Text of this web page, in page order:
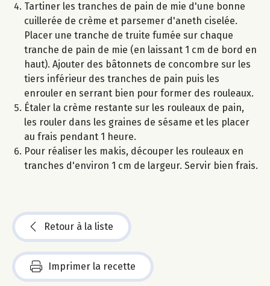
Tartiner les tranches de pain de mie d'une bonne
cuillerée de crème et parsemer d'aneth ciselée.
Placer une tranche de truite fumée sur chaque
tranche de pain de mie (en laissant 1 cm de bord en
haut). Ajouter des bâtonnets de concombre sur les
tiers inférieur des tranches de pain puis les
enrouler en serrant bien pour former des rouleaux.
Étaler la crème restante sur les rouleaux de pain,
les rouler dans les graines de sésame et les placer
au frais pendant 1 heure.
Pour réaliser les makis, découper les rouleaux en
tranches d'environ 1 cm de largeur. Servir bien frais.
Retour à la liste
Imprimer la recette